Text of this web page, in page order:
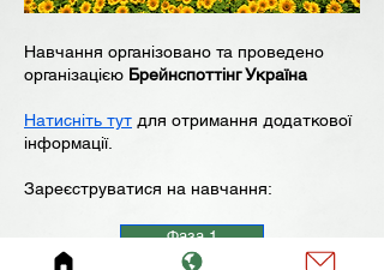
Навчання організовано та проведено
організацією Брейнспоттінг Україна
Натисніть тут для отримання додаткової
інформації.
Зареєструватися на навчання:
Фаза 1